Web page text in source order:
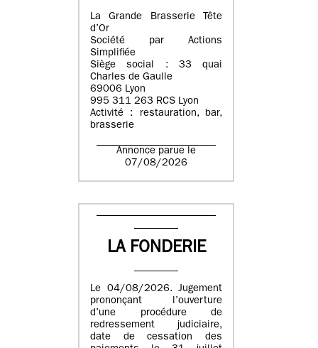
La Grande Brasserie Tête
d’Or
Société par Actions
Simplifiée
Siège social : 33 quai
Charles de Gaulle
69006 Lyon
995 311 263 RCS Lyon
Activité : restauration, bar,
brasserie
Annonce parue le
07/08/2026
LA FONDERIE
Le 04/08/2026. Jugement
prononçant l’ouverture
d’une procédure de
redressement judiciaire,
date de cessation des